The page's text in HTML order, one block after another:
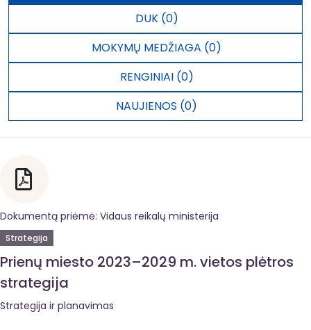
DUK (0)
MOKYMŲ MEDŽIAGA (0)
RENGINIAI (0)
NAUJIENOS (0)
Dokumentą priėmė: Vidaus reikalų ministerija
Strategija
Prienų miesto 2023–2029 m. vietos plėtros
strategija
Strategija ir planavimas